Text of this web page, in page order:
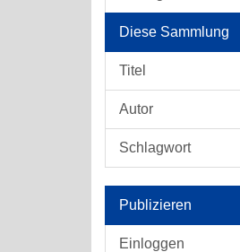
Diese Sammlung
Titel
Autor
Schlagwort
Publizieren
Einloggen